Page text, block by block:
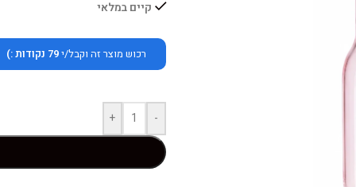
קיים במלאי
רכוש מוצר זה וקבל/י79 נקודות :)
-
+